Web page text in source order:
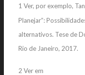
1 Ver, por exemplo,
Planejar”:
alternativos. Tese de
Rio de Janeiro, 2017.
2 Ver em